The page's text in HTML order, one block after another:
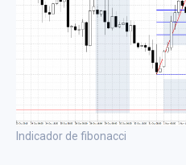
Indicador de fibonacci